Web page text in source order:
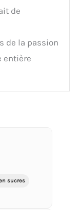
de
de la passion
entière
sucres